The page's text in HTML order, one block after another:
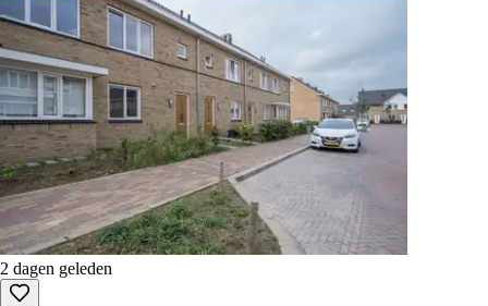
2 dagen geleden